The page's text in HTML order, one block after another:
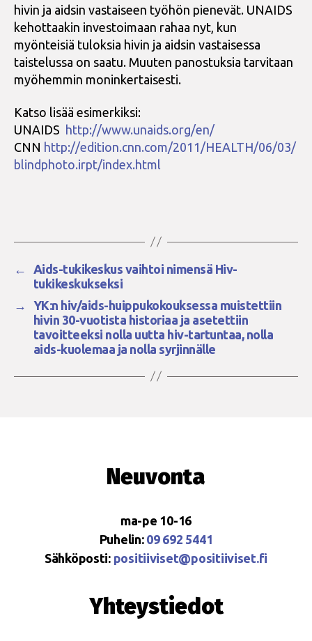
hivin ja aidsin vastaiseen työhön pienevät. UNAIDS
kehottaakin investoimaan rahaa nyt, kun
myönteisiä tuloksia hivin ja aidsin vastaisessa
taistelussa on saatu. Muuten panostuksia tarvitaan
myöhemmin moninkertaisesti.
Katso lisää esimerkiksi:
UNAIDS http://www.unaids.org/en/
CNN http://edition.cnn.com/2011/HEALTH/06/03/
blindphoto.irpt/index.html
←
Aids-tukikeskus vaihtoi nimensä Hiv-
tukikeskukseksi
→
YK:n hiv/aids-huippukokouksessa muistettiin
hivin 30-vuotista historiaa ja asetettiin
tavoitteeksi nolla uutta hiv-tartuntaa, nolla
aids-kuolemaa ja nolla syrjinnälle
Neuvonta
ma-pe 10-16
Puhelin: 09 692 5441
Sähköposti: positiiviset@positiiviset.fi
Yhteystiedot